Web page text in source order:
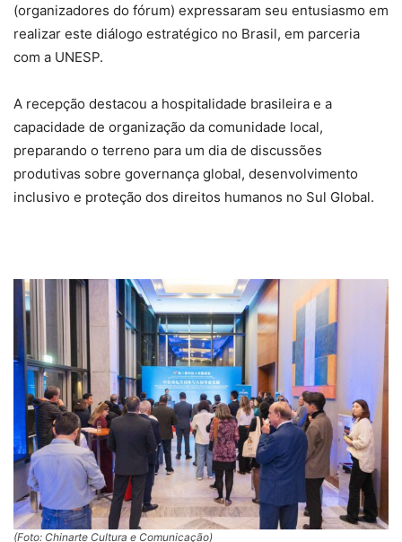
(organizadores do fórum) expressaram seu entusiasmo em
realizar este diálogo estratégico no Brasil, em parceria
com a UNESP.
A recepção destacou a hospitalidade brasileira e a
capacidade de organização da comunidade local,
preparando o terreno para um dia de discussões
produtivas sobre governança global, desenvolvimento
inclusivo e proteção dos direitos humanos no Sul Global.
(Foto: Chinarte Cultura e Comunicação)